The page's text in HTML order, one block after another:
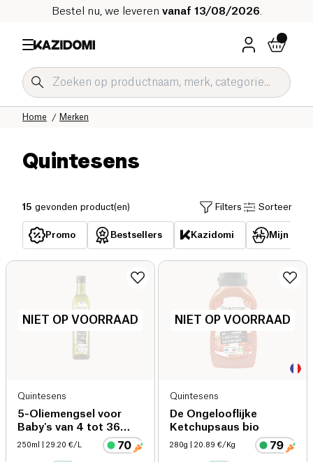
Bestel nu, we leveren vanaf 13/08/2026
Merken
Home
Quintesens
15 gevonden product(en) Filters Sorteer
Promo Bestsellers Kazidomi Mijn
NIET OP VOORRAAD
Quintesens
5-Oliemengsel voor
Baby's van 4 tot 36
Maanden bio
250ml | 29.20 €/L
NIET OP VOORRAAD
Quintesens
De Ongelooflijke
Ketchupsaus bio
280g | 20.89 €/Kg